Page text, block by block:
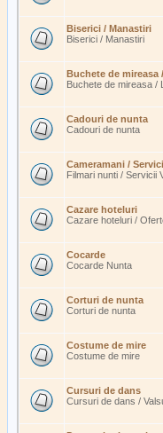
Biserici / Manastiri
Biserici / Manastiri
Buchete de mireasa
Buchete de mireasa /
Cadouri de nunta
Cadouri de nunta
Cameramani /
Filmari nunti / Servicii
Cazare hoteluri
Cazare hoteluri /
Cocarde
Cocarde Nunta
Corturi de nunta
Corturi de nunta
Costume de mire
Costume de mire
Cursuri de dans
Cursuri de dans /